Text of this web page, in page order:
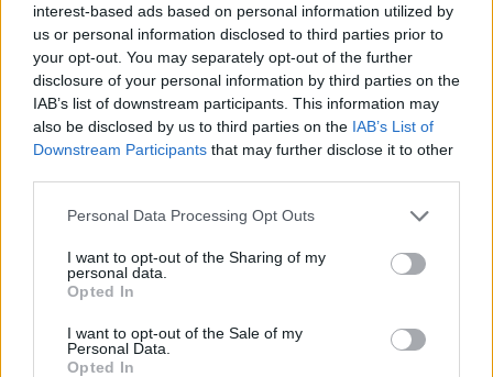
interest-based ads based on personal information utilized by
us or personal information disclosed to third parties prior to
your opt-out. You may separately opt-out of the further
disclosure of your personal information by third parties on the
IAB’s list of downstream participants. This information may
also be disclosed by us to third parties on the IAB’s List of
Downstream Participants that may further disclose it to other
Personal Data Processing Opt Outs
I want to opt-out of the Sharing of my
personal data.
Opted In
I want to opt-out of the Sale of my
Personal Data.
Opted In
χρυσή εποχή του ελληνικού
κινηματογράφου, τα τελευταία χρόνια
μένει μόνιμα στη Σύρο.
Όλα άρχισαν πριν από αρκετά χρόνια,
όταν η ηθοποιός άρχισε να
αντιμετωπίζει σοβαρό πρόβλημα με τη
μέσα από τη δική της δημόσια κραυγή